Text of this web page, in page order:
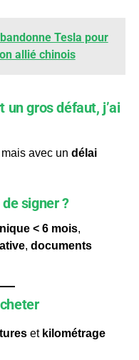
Tesla pour
allié chinois
un gros défaut, j’ai
avec un délai
signer ?
< 6 mois,
, documents
et kilométrage